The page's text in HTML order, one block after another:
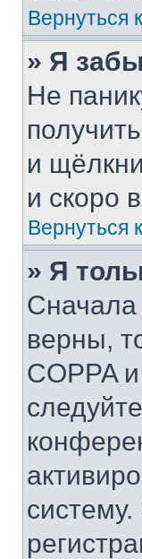
Вернуться
» Я
Не
и
и скоро
Вернуться
» Я
Сначала
верны,
COPPA